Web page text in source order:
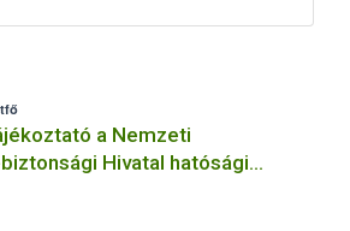
a Nemzeti
Hivatal hatósági
eljárásaihoz kapcsolódó